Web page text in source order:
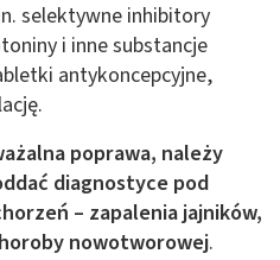
selektywne inhibitory
i inne substancje
antykoncepcyjne,
poprawa, należy
diagnostyce pod
– zapalenia jajników,
nowotworowej.